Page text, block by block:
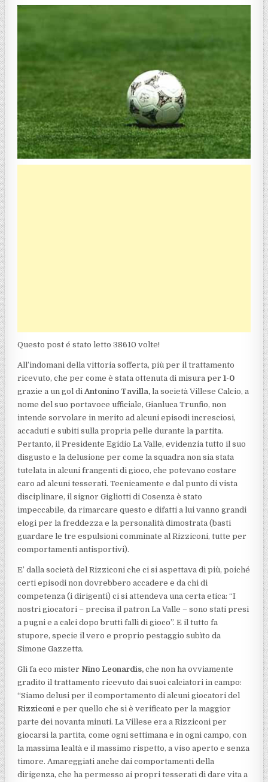
Questo post é stato letto 38610 volte!
All’indomani della vittoria sofferta, più per il trattamento
ricevuto, che per come è stata ottenuta di misura per1-0
grazie a un gol di Antonino Tavilla, la società Villese Calcio, a
nome del suo portavoce ufficiale, Gianluca Trunfio, non
intende sorvolare in merito ad alcuni episodi incresciosi,
accaduti e subiti sulla propria pelle durante la partita.
Pertanto, il Presidente Egidio La Valle, evidenzia tutto il suo
disgusto e la delusione per come la squadra non sia stata
tutelata in alcuni frangenti di gioco, che potevano costare
caro ad alcuni tesserati. Tecnicamente e dal punto di vista
disciplinare, il signor Gigliotti di Cosenza è stato
impeccabile, da rimarcare questo e difatti a lui vanno grandi
elogi per la freddezza e la personalità dimostrata (basti
guardare le tre espulsioni comminate al Rizziconi, tutte per
comportamenti antisportivi).
E’ dalla società del Rizziconi che ci si aspettava di più, poiché
certi episodi non dovrebbero accadere e da chi di
competenza (i dirigenti) ci si attendeva una certa etica: “I
nostri giocatori – precisa il patron La Valle – sono stati presi
a pugni e a calci dopo brutti falli di gioco”. E il tutto fa
stupore, specie il vero e proprio pestaggio subìto da
Simone Gazzetta.
Gli fa eco mister Nino Leonardis, che non ha ovviamente
gradito il trattamento ricevuto dai suoi calciatori in campo:
“Siamo delusi per il comportamento di alcuni giocatori del
Rizziconi e per quello che si è verificato per la maggior
parte dei novanta minuti. La Villese era a Rizziconi per
giocarsi la partita, come ogni settimana e in ogni campo, con
la massima lealtà e il massimo rispetto, a viso aperto e senza
timore. Amareggiati anche dai comportamenti della
dirigenza, che ha permesso ai propri tesserati di dare vita a